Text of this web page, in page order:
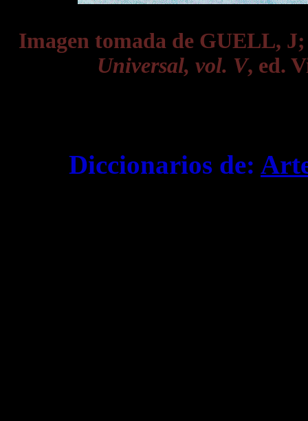
Imagen tomada de GUELL,
Universal, vol. V, ed.
Diccionarios de: